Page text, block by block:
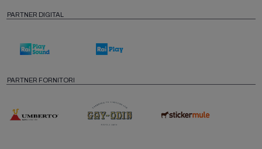
PARTNER DIGITAL
PARTNER FORNITORI